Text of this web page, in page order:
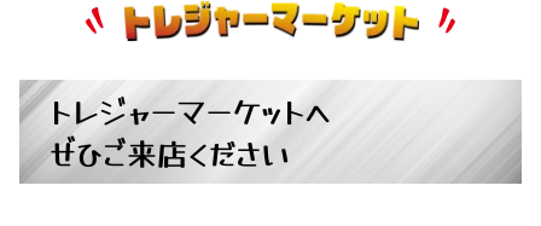
トレジャーマーケットへ
ぜひご来店ください